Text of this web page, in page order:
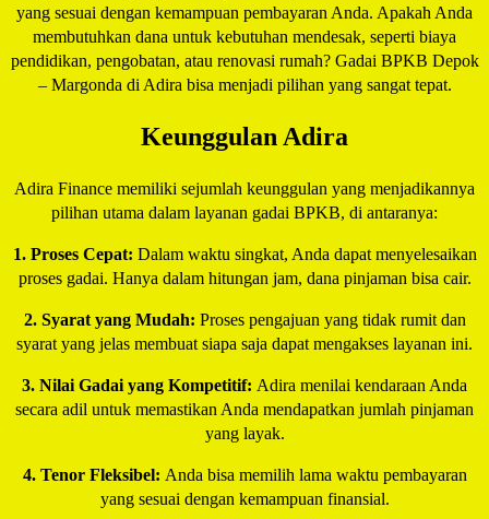
yang sesuai dengan kemampuan pembayaran Anda. Apakah Anda
membutuhkan dana untuk kebutuhan mendesak, seperti biaya
pendidikan, pengobatan, atau renovasi rumah? Gadai BPKB Depok
– Margonda di Adira bisa menjadi pilihan yang sangat tepat.
Keunggulan Adira
Adira Finance memiliki sejumlah keunggulan yang menjadikannya
pilihan utama dalam layanan gadai BPKB, di antaranya:
1. Proses Cepat: Dalam waktu singkat, Anda dapat menyelesaikan
proses gadai. Hanya dalam hitungan jam, dana pinjaman bisa cair.
2. Syarat yang Mudah: Proses pengajuan yang tidak rumit dan
syarat yang jelas membuat siapa saja dapat mengakses layanan ini.
3. Nilai Gadai yang Kompetitif: Adira menilai kendaraan Anda
secara adil untuk memastikan Anda mendapatkan jumlah pinjaman
yang layak.
4. Tenor Fleksibel: Anda bisa memilih lama waktu pembayaran
yang sesuai dengan kemampuan finansial.